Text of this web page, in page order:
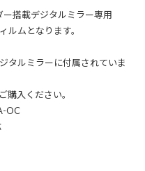
ー搭載デジタルミラー専用
ムとなります。
タルミラーに付属されていま
入ください。
OC